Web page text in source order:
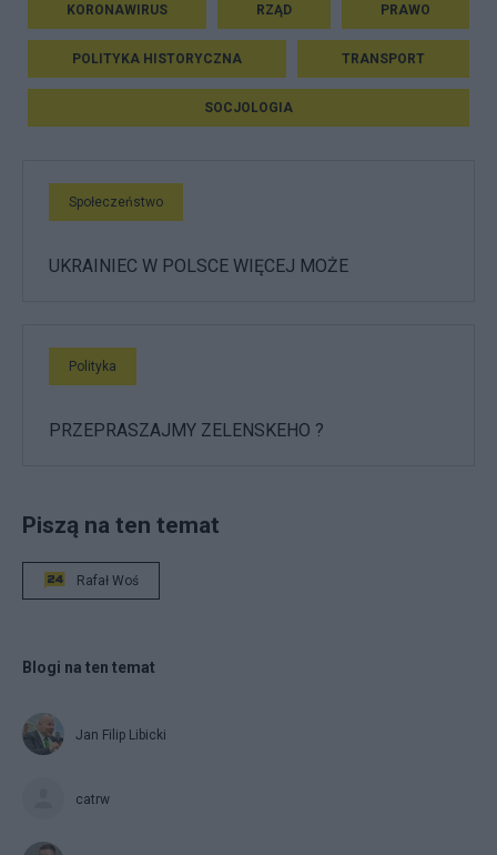
KORONAWIRUS RZĄD PRAWO
POLITYKA HISTORYCZNA TRANSPORT
SOCJOLOGIA
Społeczeństwo
UKRAINIEC W POLSCE WIĘCEJ MOŻE
Polityka
PRZEPRASZAJMY ZELENSKEHO ?
Piszą na ten temat
Rafał Woś
Blogi na ten temat
Jan Filip Libicki
catrw